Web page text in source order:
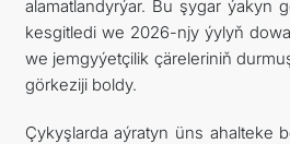
alamatlandyrýar. Bu şygar ýakyn
kesgitledi we 2026-njy ýylyň
we jemgyýetçilik çäreleriniň
görkeziji boldy.
Çykyşlarda aýratyn üns ahalteke